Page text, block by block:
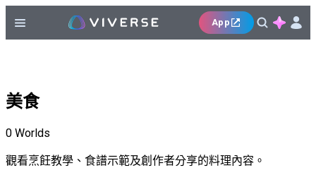
App
美食
0 Worlds
觀看烹飪教學、食譜示範及創作者分享的料理內容。